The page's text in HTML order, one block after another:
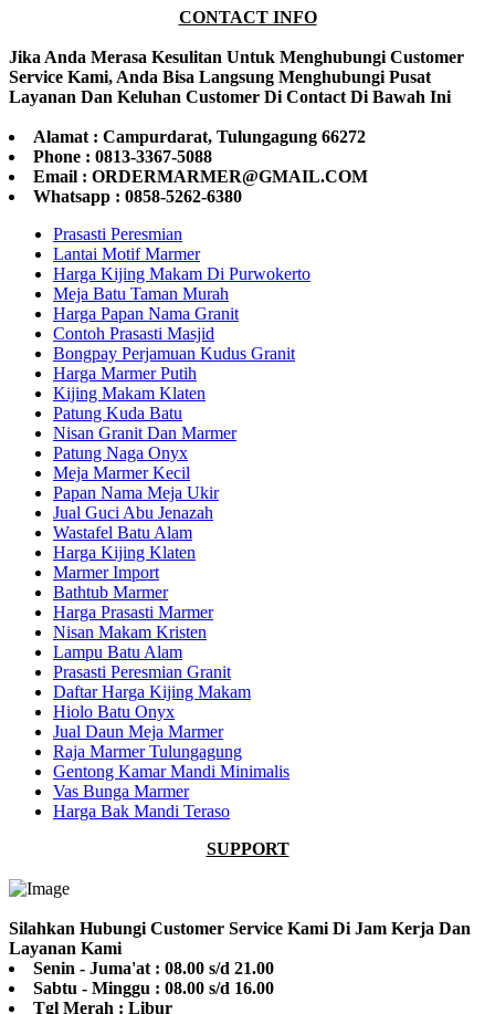
CONTACT INFO
Jika Anda Merasa Kesulitan Untuk Menghubungi Customer
Service Kami, Anda Bisa Langsung Menghubungi Pusat
Layanan Dan Keluhan Customer Di Contact Di Bawah Ini
Alamat : Campurdarat, Tulungagung 66272
Phone : 0813-3367-5088
Email : ORDERMARMER@GMAIL.COM
Whatsapp : 0858-5262-6380
Prasasti Peresmian
Lantai Motif Marmer
Harga Kijing Makam Di Purwokerto
Meja Batu Taman Murah
Harga Papan Nama Granit
Contoh Prasasti Masjid
Bongpay Perjamuan Kudus Granit
Harga Marmer Putih
Kijing Makam Klaten
Patung Kuda Batu
Nisan Granit Dan Marmer
Patung Naga Onyx
Meja Marmer Kecil
Papan Nama Meja Ukir
Jual Guci Abu Jenazah
Wastafel Batu Alam
Harga Kijing Klaten
Marmer Import
Bathtub Marmer
Harga Prasasti Marmer
Nisan Makam Kristen
Lampu Batu Alam
Prasasti Peresmian Granit
Daftar Harga Kijing Makam
Hiolo Batu Onyx
Jual Daun Meja Marmer
Raja Marmer Tulungagung
Gentong Kamar Mandi Minimalis
Vas Bunga Marmer
Harga Bak Mandi Teraso
SUPPORT
Silahkan Hubungi Customer Service Kami Di Jam Kerja Dan
Layanan Kami
Senin - Juma'at : 08.00 s/d 21.00
Sabtu - Minggu : 08.00 s/d 16.00
Tgl Merah : Libur